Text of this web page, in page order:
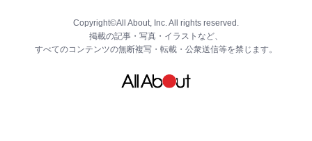
Copyright©All About, Inc. All rights reserved.
掲載の記事・写真・イラストなど、
すべてのコンテンツの無断複写・転載・公衆送信等を禁じます。